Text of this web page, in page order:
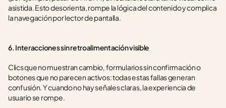
asistida. Esto desorienta, rompe la lógica del contenido y complica
la navegación por lector de pantalla.
6. Interacciones sin retroalimentación visible
Clics que no muestran cambio, formularios sin confirmación o
botones que no parecen activos: todas estas fallas generan
confusión. Y cuando no hay señales claras, la experiencia de
usuario se rompe.